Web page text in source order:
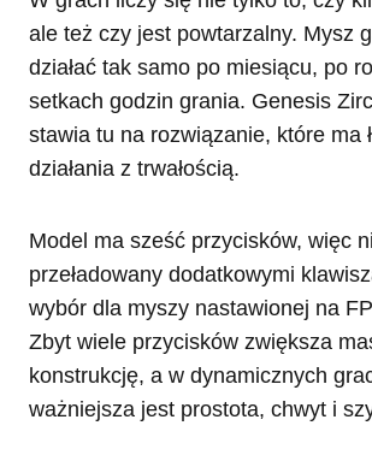
ale też czy jest powtarzalny. Mysz
działać tak samo po miesiącu, po
setkach godzin grania. Genesis
stawia tu na rozwiązanie, które ma
działania z trwałością.
Model ma sześć przycisków, więc
przeładowany dodatkowymi
wybór dla myszy nastawionej na
Zbyt wiele przycisków zwiększa
konstrukcję, a w dynamicznych
ważniejsza jest prostota, chwyt i